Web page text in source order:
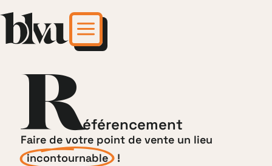
Référencement
Faire de votre point de vente un lieu
incontournable
!